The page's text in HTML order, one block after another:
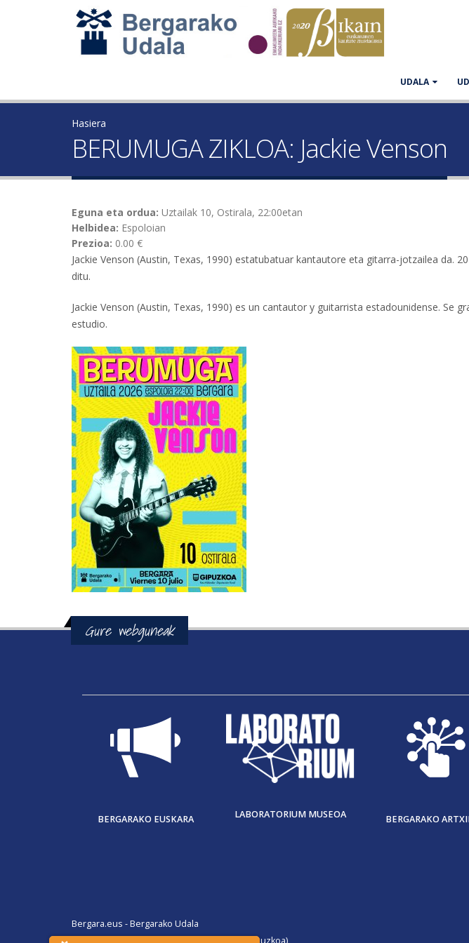
UDALA
Hasiera
BERUMUGA ZIKLOA: Jackie Venson
Eguna eta ordua: Uztailak 10, Ostirala, 22:00etan
Helbidea: Espoloian
Prezioa: 0.00 €
Jackie Venson (Austin, Texas, 1990) estatubatuar kantautore eta gitarra-jotzailea da.
ditu.
Jackie Venson (Austin, Texas, 1990) es un cantautor y guitarrista estadounidense. Se
estudio.
Gure webguneak
BERGARAKO EUSKARA LABORATORIUM MUSEOA BERGARAKO
Bergara.eus - Bergarako Udala
San Martin Agirre plaza, 1. 20570 Bergara (Gipuzkoa)